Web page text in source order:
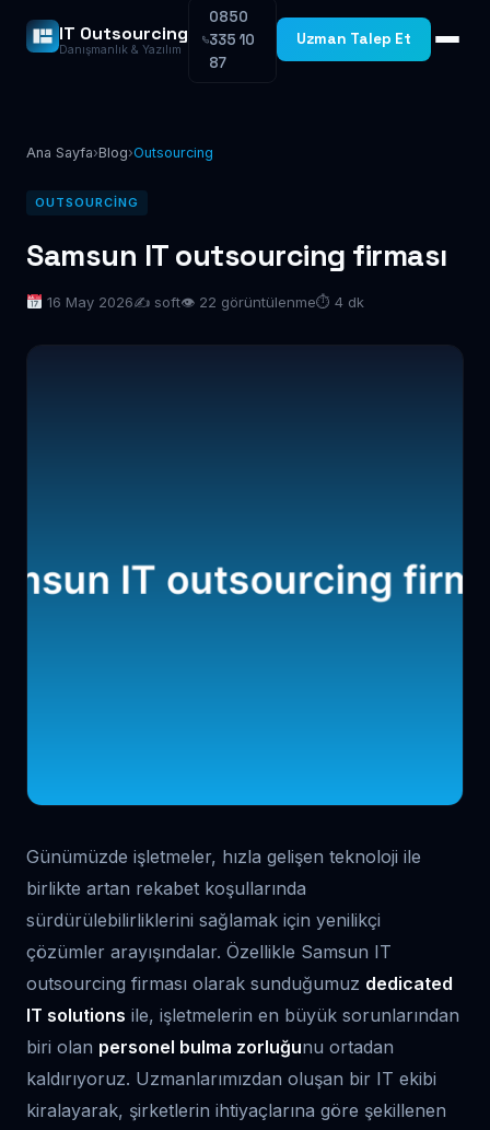
IT Outsourcing
Danışmanlık & Yazılım
0850
335 10
87
Uzman Talep Et
Ana Sayfa›Blog›Outsourcing
OUTSOURCING
Samsun IT outsourcing firması
16 May 2026✍️ soft👁 22 görüntülenme⏱ 4 dk
Günümüzde işletmeler, hızla gelişen teknoloji ile
birlikte artan rekabet koşullarında
sürdürülebilirliklerini sağlamak için yenilikçi
çözümler arayışındalar. Özellikle Samsun IT
outsourcing firması olarak sunduğumuz dedicated
IT solutions ile, işletmelerin en büyük sorunlarından
biri olan personel bulma zorluğunu ortadan
kaldırıyoruz. Uzmanlarımızdan oluşan bir IT ekibi
kiralayarak, şirketlerin ihtiyaçlarına göre şekillenen